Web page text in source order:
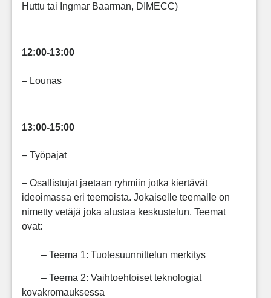
Huttu tai Ingmar Baarman, DIMECC)
12:00-13:00
– Lounas
13:00-15:00
– Työpajat
– Osallistujat jaetaan ryhmiin jotka kiertävät
ideoimassa eri teemoista. Jokaiselle teemalle on
nimetty vetäjä joka alustaa keskustelun. Teemat
ovat:
– Teema 1: Tuotesuunnittelun merkitys
– Teema 2: Vaihtoehtoiset teknologiat
kovakromauksessa